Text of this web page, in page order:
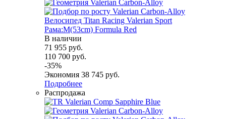
Велосипед Titan Racing Valerian Sport
Рама:M(53cm) Formula Red
В наличии
71 955 руб.
110 700 руб.
-35%
Экономия 38 745 руб.
Подробнее
Распродажа